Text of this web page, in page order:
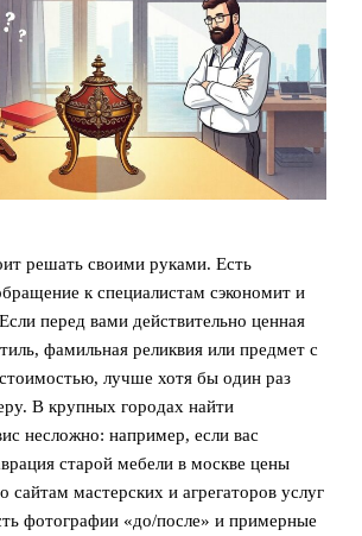
решать своими руками. Есть
к специалистам сэкономит и
перед вами действительно ценная
фамильная реликвия или предмет с
лучше хотя бы один раз
В крупных городах найти
несложно: например, если вас
старой мебели в москве цены
сайтам мастерских и агрегаторов услуг
фотографии «до/после» и примерные